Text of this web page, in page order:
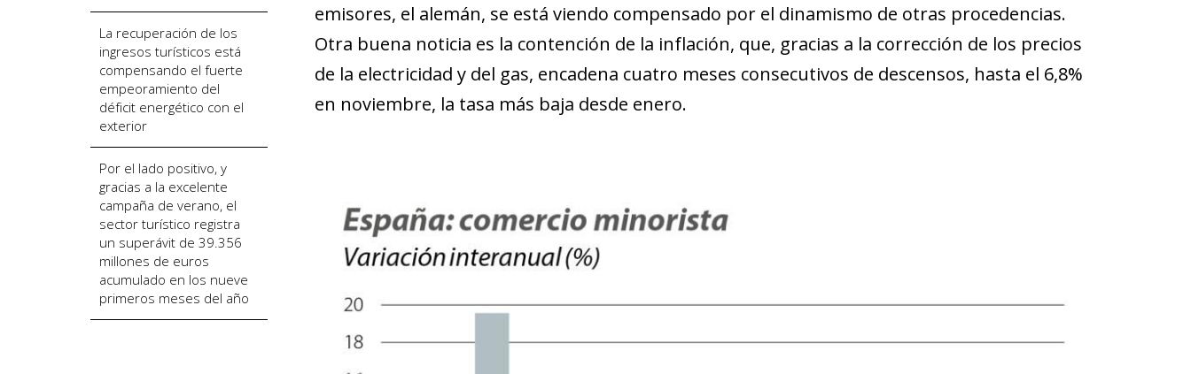
La recuperación de los
ingresos turísticos está
compensando el fuerte
empeoramiento del
déficit energético con el
exterior
Por el lado positivo, y
gracias a la excelente
campaña de verano, el
sector turístico registra
un superávit de 39.356
millones de euros
acumulado en los nueve
primeros meses del año
emisores, el alemán, se está viendo compensado por el dinamismo de otras procedencias.
Otra buena noticia es la contención de la inflación, que, gracias a la corrección de los precios
de la electricidad y del gas, encadena cuatro meses consecutivos de descensos, hasta el 6,8%
en noviembre, la tasa más baja desde enero.